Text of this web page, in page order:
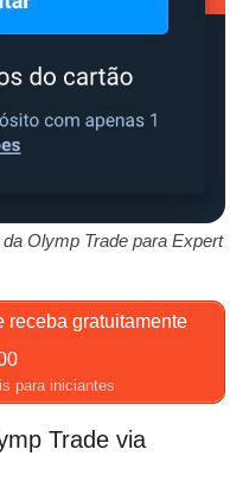
Olymp Trade para Expert
receba gratuitamente
para iniciantes
Trade via